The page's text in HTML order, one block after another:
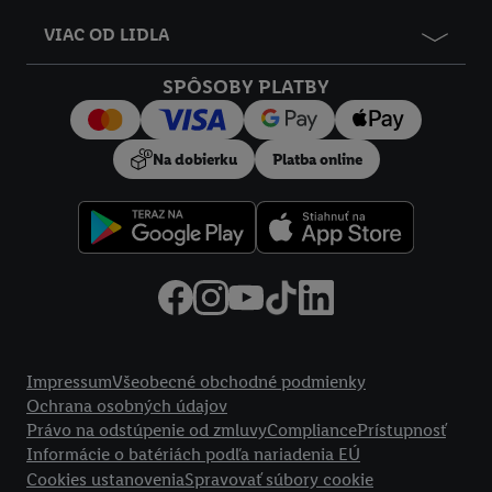
VIAC OD LIDLA
SPÔSOBY PLATBY
Na dobierku Platba online
ImpressumVšeobecné obchodné podmienky
Ochrana osobných údajov
Právo na odstúpenie od zmluvyCompliancePrístupnosť
Informácie o batériách podľa nariadenia EÚ
Cookies ustanoveniaSpravovať súbory cookie
Kliknutím na možnosť "
používanie potrebných technológií. Kliknutím na "Súhlasím"
vyjadríte súhlas so spracúvaním na všetky vyššie uvedené účely.
Ďalšie informácie vrátane informácií o dobe uchovávania
údajov a Vašom práve kedykoľvek odvolať súhlas s účinnosťou
do budúcnosti nájdete v našichzásadách ochrany osobných
.Imprint nájdete tu.